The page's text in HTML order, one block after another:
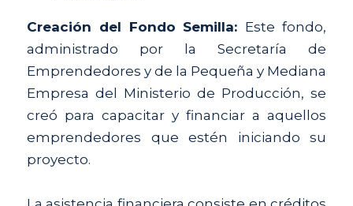
Creación del Fondo Semilla: Este fondo,
administrado por la Secretaría de
Emprendedores y de la Pequeña y Mediana
Empresa del Ministerio de Producción, se
creó para capacitar y financiar a aquellos
emprendedores que estén iniciando su
proyecto.